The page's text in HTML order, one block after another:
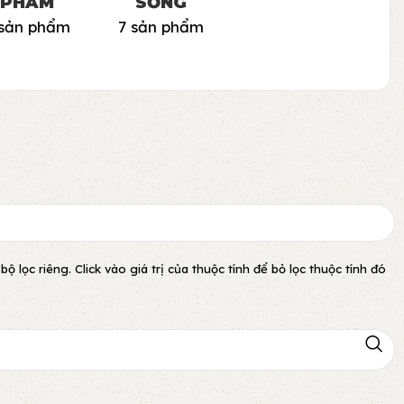
phẩm 7 sản phẩm
lọc riêng. Click vào giá trị của thuộc tính để bỏ lọc thuộc tính đó